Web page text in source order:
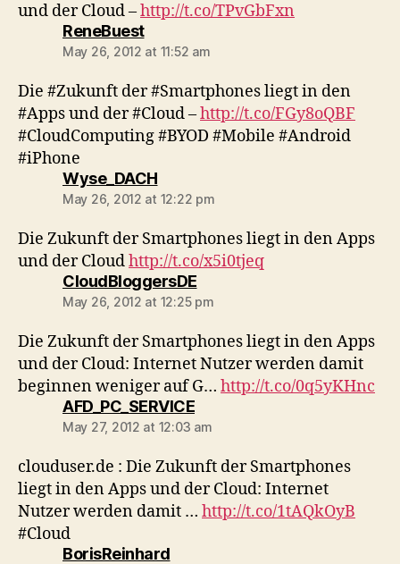
und der Cloud –http://t.co/TPvGbFxn
ReneBuestsays:
May 26, 2012 at 11:52 am
Die #Zukunft der #Smartphones liegt in den
#Apps und der #Cloud –http://t.co/FGy8oQBF
#CloudComputing #BYOD #Mobile #Android
#iPhone
Wyse_DACHsays:
May 26, 2012 at 12:22 pm
Die Zukunft der Smartphones liegt in den Apps
und der Cloudhttp://t.co/x5i0tjeq
CloudBloggersDEsays:
May 26, 2012 at 12:25 pm
Die Zukunft der Smartphones liegt in den Apps
und der Cloud: Internet Nutzer werden damit
beginnen weniger auf G… http://t.co/0q5yKHnc
AFD_PC_SERVICEsays:
May 27, 2012 at 12:03 am
clouduser.de : Die Zukunft der Smartphones
liegt in den Apps und der Cloud: Internet
Nutzer werden damit … http://t.co/1tAQkOyB
#Cloud
BorisReinhardsays: